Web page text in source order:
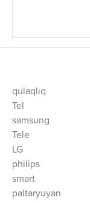
qulaqlıq
Tel
samsung
Tele
LG
philips
smart
paltaryuyan